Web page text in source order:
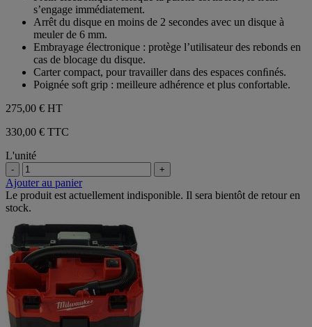
s’engage immédiatement.
Arrêt du disque en moins de 2 secondes avec un disque à
meuler de 6 mm.
Embrayage électronique : protège l’utilisateur des rebonds en
cas de blocage du disque.
Carter compact, pour travailler dans des espaces conﬁnés.
Poignée soft grip : meilleure adhérence et plus confortable.
275,00 € HT
330,00 € TTC
L'unité
- +
Ajouter au panier
Le produit est actuellement indisponible. Il sera bientôt de retour en
stock.